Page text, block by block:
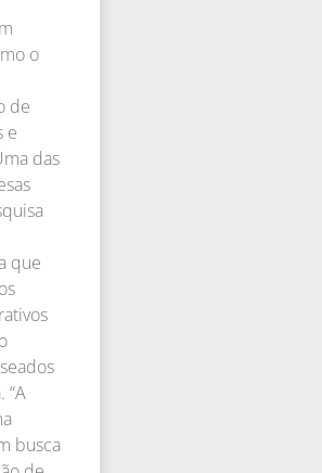
o
de
e
das
que
“A
busca